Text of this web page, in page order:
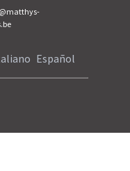
Español